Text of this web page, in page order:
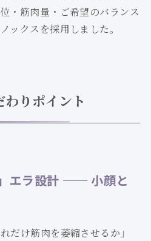
・筋肉量・ご希望のバランス
ックスを採用しました。
りポイント
エラ設計 ── 小顔と
だけ筋肉を萎縮させるか」